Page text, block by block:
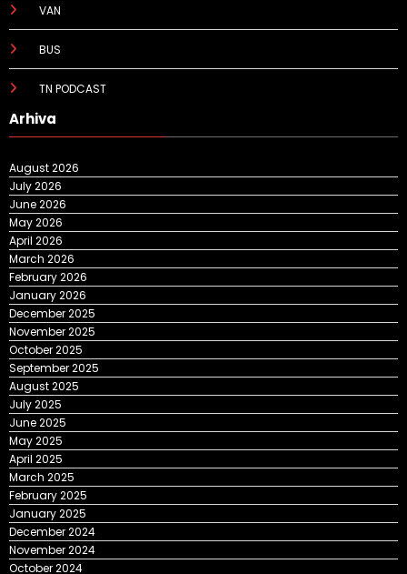
VAN
BUS
TN PODCAST
Arhiva
August 2026
July 2026
June 2026
May 2026
April 2026
March 2026
February 2026
January 2026
December 2025
November 2025
October 2025
September 2025
August 2025
July 2025
June 2025
May 2025
April 2025
March 2025
February 2025
January 2025
December 2024
November 2024
October 2024